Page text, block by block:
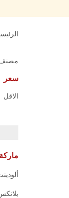
سعر
الاقل
ماركة